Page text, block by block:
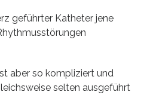
geführter Katheter jene
aber so kompliziert und
selten ausgeführt